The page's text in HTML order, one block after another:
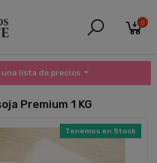
0
lista de precios
Premium 1 KG
Tenemos en Stock